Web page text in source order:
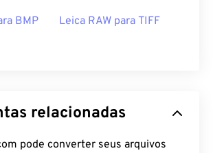
BMP Leica RAW para TIFF
relacionadas
pode converter seus arquivos